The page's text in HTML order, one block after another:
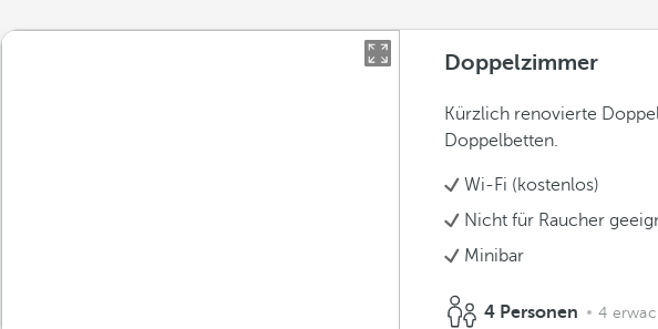
Doppelzimmer
Kürzlich renovierte
Doppelbetten.
Wi-Fi (kostenlos)
Nicht für Raucher
Minibar
4 Personen 4